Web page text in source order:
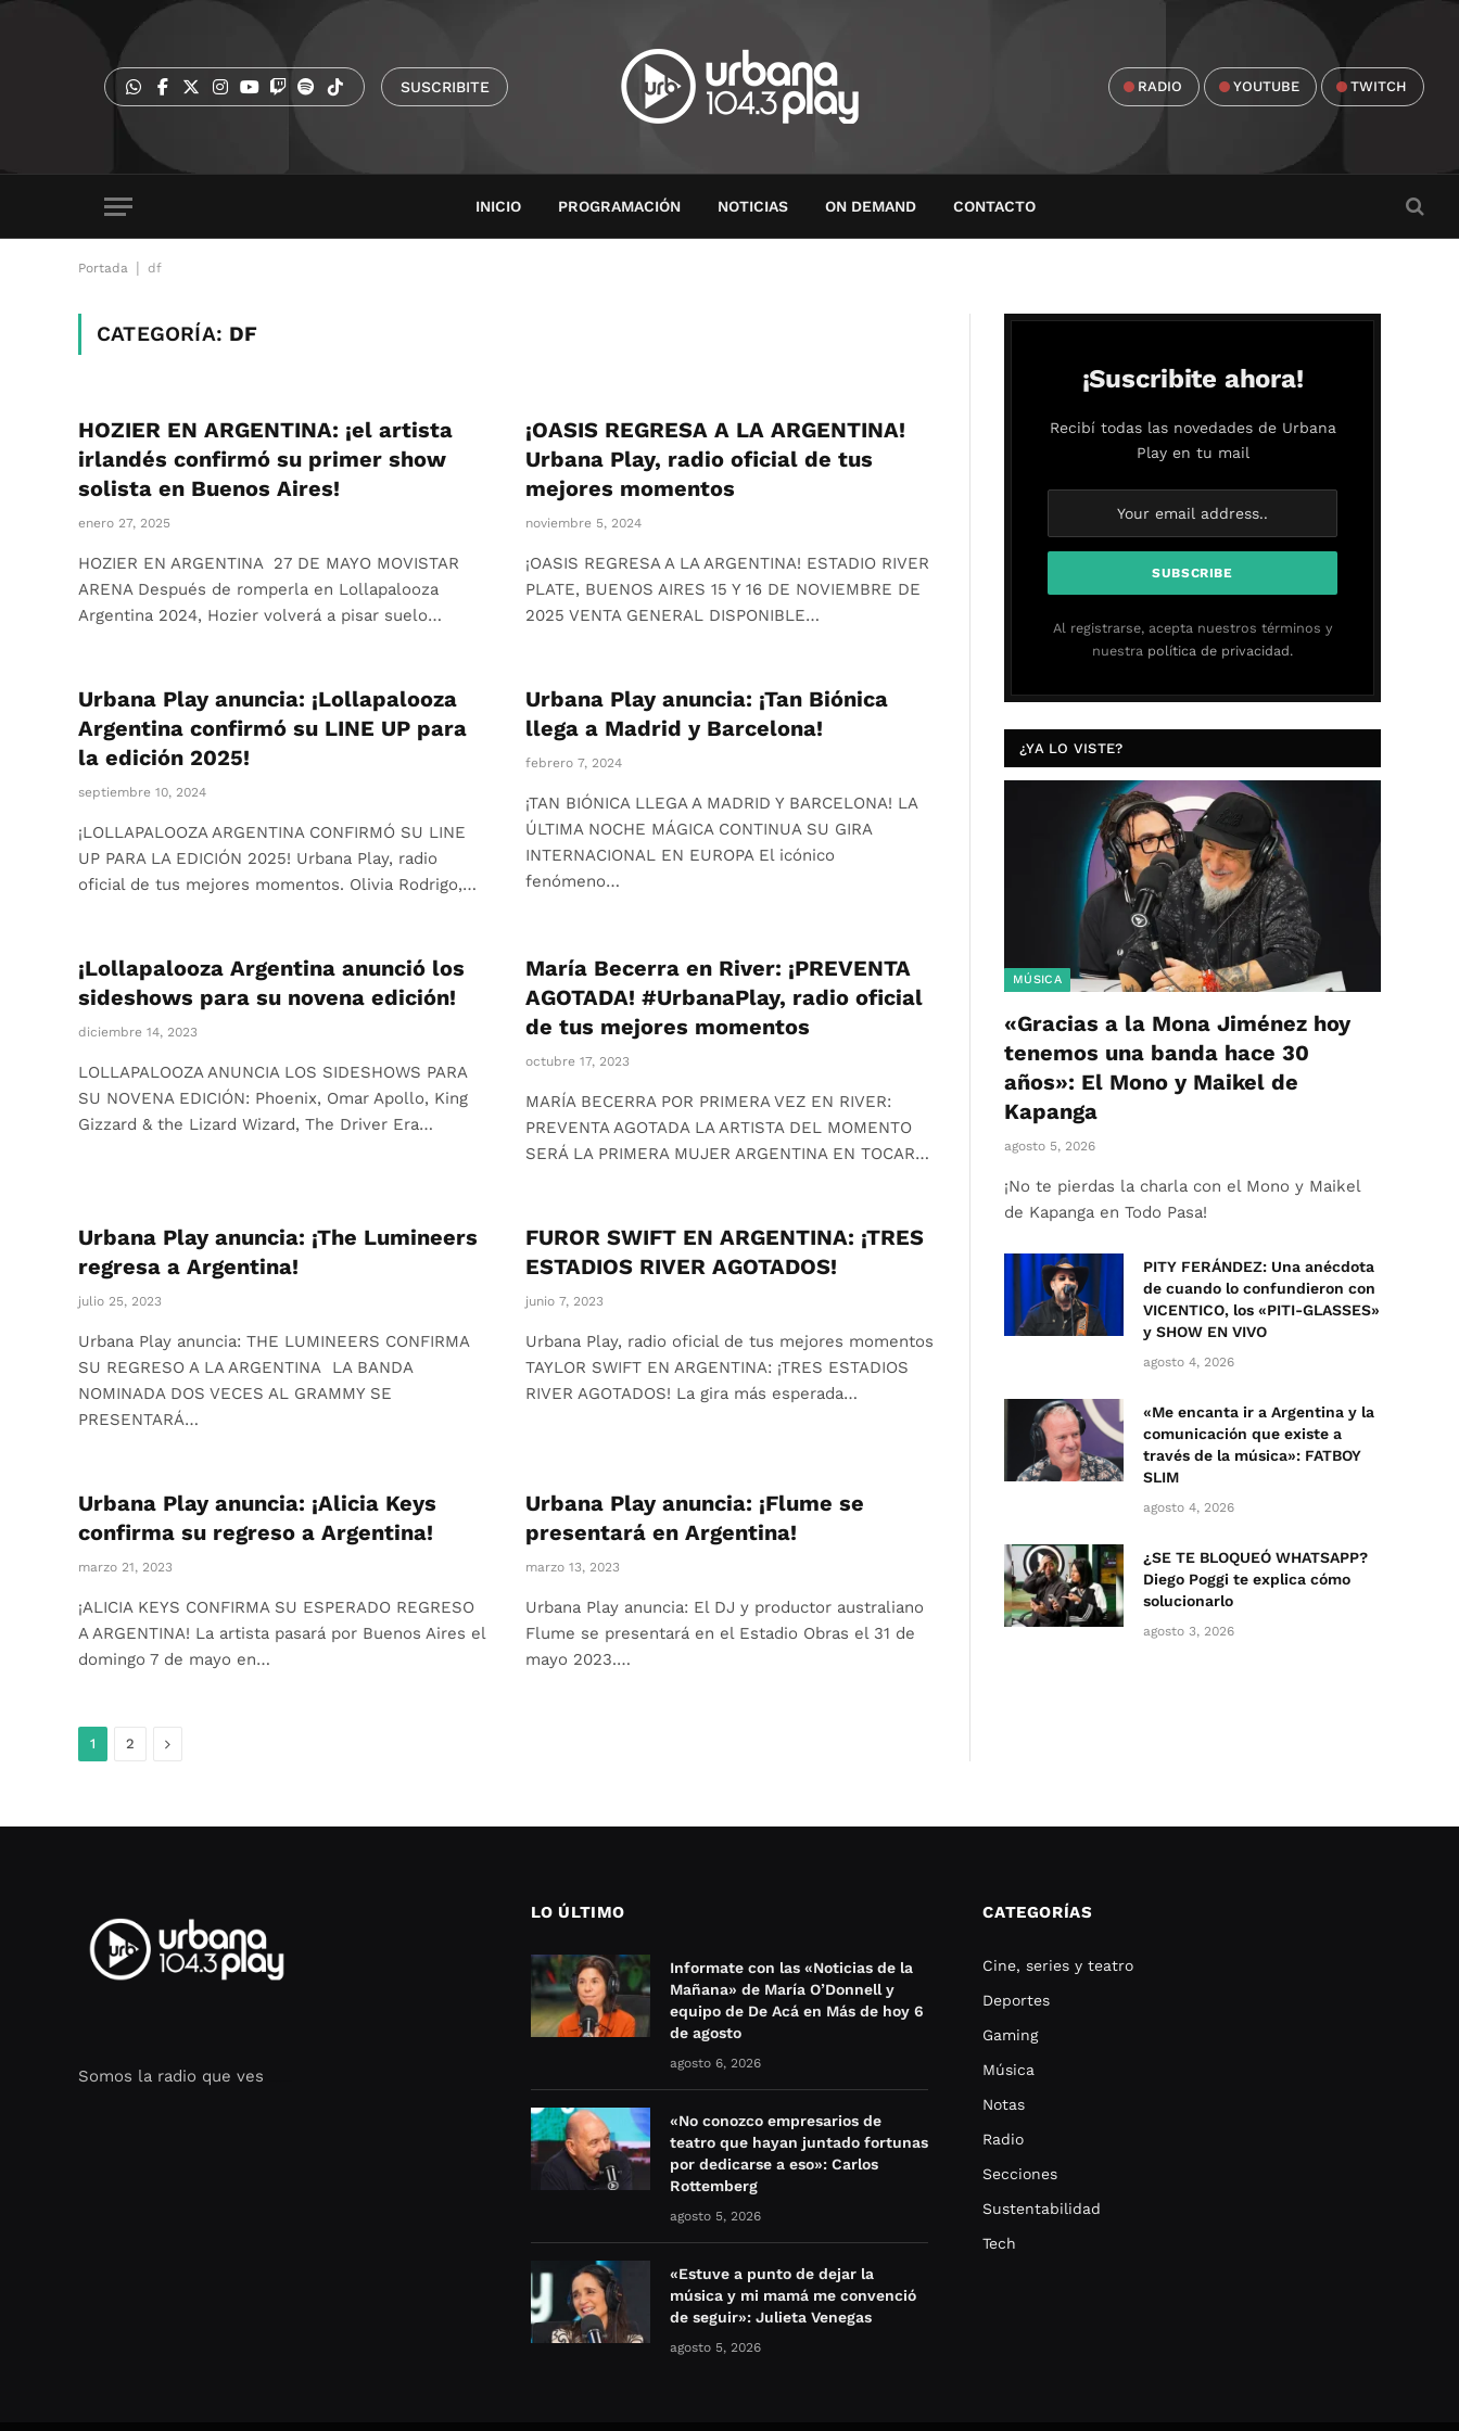
SUSCRIBITE RADIO YOUTUBE TWITCH
INICIO PROGRAMACIÓN NOTICIAS ON DEMAND CONTACTO
Portada df
CATEGORÍA: DF
HOZIER EN ARGENTINA: ¡el artista
irlandés confirmó su primer show
solista en Buenos Aires!
enero 27, 2025
HOZIER EN ARGENTINA 27 DE MAYO MOVISTAR
ARENA Después de romperla en Lollapalooza
Argentina 2024, Hozier volverá a pisar suelo…
¡OASIS REGRESA A LA ARGENTINA!
Urbana Play, radio oficial de tus
mejores momentos
noviembre 5, 2024
¡OASIS REGRESA A LA ARGENTINA! ESTADIO RIVER
PLATE, BUENOS AIRES 15 Y 16 DE NOVIEMBRE DE
2025 VENTA GENERAL DISPONIBLE…
Urbana Play anuncia: ¡Lollapalooza
Argentina confirmó su LINE UP para
la edición 2025!
septiembre 10, 2024
¡LOLLAPALOOZA ARGENTINA CONFIRMÓ SU LINE
UP PARA LA EDICIÓN 2025! Urbana Play, radio
oficial de tus mejores momentos. Olivia Rodrigo,…
Urbana Play anuncia: ¡Tan Biónica
llega a Madrid y Barcelona!
febrero 7, 2024
¡TAN BIÓNICA LLEGA A MADRID Y BARCELONA! LA
ÚLTIMA NOCHE MÁGICA CONTINUA SU GIRA
INTERNACIONAL EN EUROPA El icónico
fenómeno…
¡Lollapalooza Argentina anunció los
sideshows para su novena edición!
diciembre 14, 2023
LOLLAPALOOZA ANUNCIA LOS SIDESHOWS PARA
SU NOVENA EDICIÓN: Phoenix, Omar Apollo, King
Gizzard & the Lizard Wizard, The Driver Era…
María Becerra en River: ¡PREVENTA
AGOTADA! #UrbanaPlay, radio oficial
de tus mejores momentos
octubre 17, 2023
MARÍA BECERRA POR PRIMERA VEZ EN RIVER:
PREVENTA AGOTADA LA ARTISTA DEL MOMENTO
SERÁ LA PRIMERA MUJER ARGENTINA EN TOCAR…
Urbana Play anuncia: ¡The Lumineers
regresa a Argentina!
julio 25, 2023
Urbana Play anuncia: THE LUMINEERS CONFIRMA
SU REGRESO A LA ARGENTINA LA BANDA
NOMINADA DOS VECES AL GRAMMY SE
PRESENTARÁ…
FUROR SWIFT EN ARGENTINA: ¡TRES
ESTADIOS RIVER AGOTADOS!
junio 7, 2023
Urbana Play, radio oficial de tus mejores momentos
TAYLOR SWIFT EN ARGENTINA: ¡TRES ESTADIOS
RIVER AGOTADOS! La gira más esperada…
Urbana Play anuncia: ¡Alicia Keys
confirma su regreso a Argentina!
marzo 21, 2023
¡ALICIA KEYS CONFIRMA SU ESPERADO REGRESO
A ARGENTINA! La artista pasará por Buenos Aires el
domingo 7 de mayo en…
Urbana Play anuncia: ¡Flume se
presentará en Argentina!
marzo 13, 2023
Urbana Play anuncia: El DJ y productor australiano
Flume se presentará en el Estadio Obras el 31 de
mayo 2023.…
1 2 Siguiente
¡Suscribite ahora!
Recibí todas las novedades de Urbana
Play en tu mail
Al registrarse, acepta nuestros términos y
nuestra política de privacidad.
¿YA LO VISTE?
MÚSICA
«Gracias a la Mona Jiménez hoy
tenemos una banda hace 30
años»: El Mono y Maikel de
Kapanga
agosto 5, 2026
¡No te pierdas la charla con el Mono y Maikel
de Kapanga en Todo Pasa!
PITY FERÁNDEZ: Una anécdota
de cuando lo confundieron con
VICENTICO, los «PITI-GLASSES»
y SHOW EN VIVO
agosto 4, 2026
«Me encanta ir a Argentina y la
comunicación que existe a
través de la música»: FATBOY
SLIM
agosto 4, 2026
¿SE TE BLOQUEÓ WHATSAPP?
Diego Poggi te explica cómo
solucionarlo
agosto 3, 2026
Somos la radio que ves
LO ÚLTIMO
Informate con las «Noticias de la
Mañana» de María O’Donnell y
equipo de De Acá en Más de hoy 6
de agosto
agosto 6, 2026
«No conozco empresarios de
teatro que hayan juntado fortunas
por dedicarse a eso»: Carlos
Rottemberg
agosto 5, 2026
«Estuve a punto de dejar la
música y mi mamá me convenció
de seguir»: Julieta Venegas
agosto 5, 2026
CATEGORÍAS
Cine, series y teatro
Deportes
Gaming
Música
Notas
Radio
Secciones
Sustentabilidad
Tech